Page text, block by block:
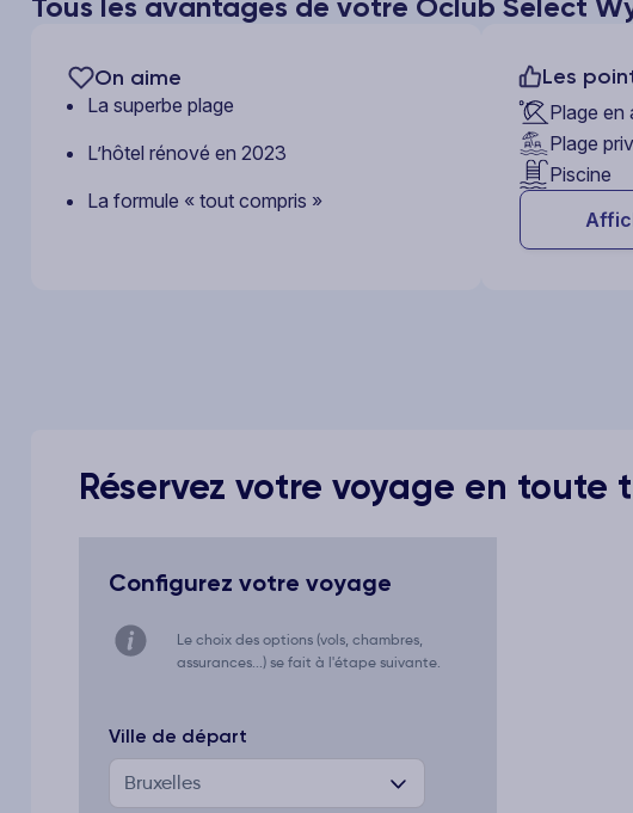
On aime
La superbe plage
L’hôtel rénové en 2023
La formule « tout compris »
Les
Plage en
Plage
Piscine
Réservez votre voyage en toute
Configurez votre voyage
Le choix des options (vols, chambres,
assurances...) se fait à l'étape suivante.
Ville de départ
Bruxelles